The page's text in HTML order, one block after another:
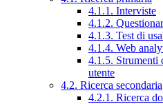
4.1.1. Interviste
4.1.2.
4.1.3. Test di
4.1.4. Web
4.1.5. Strumenti
utente
4.2. Ricerca secondaria
4.2.1. Ricerca